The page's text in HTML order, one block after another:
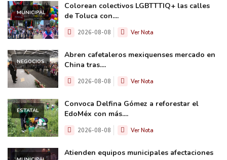
MUNICIPAL
Colorean colectivos LGBTTTIQ+ las calles
de Toluca con....
2026-08-08 Ver Nota
NEGOCIOS
Abren cafetaleros mexiquenses mercado en
China tras....
2026-08-08 Ver Nota
ESTATAL
Convoca Delfina Gómez a reforestar el
EdoMéx con más....
2026-08-08 Ver Nota
Atienden equipos municipales afectaciones